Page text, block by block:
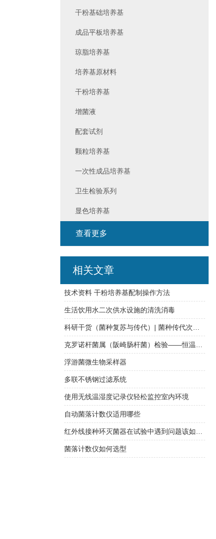
干粉基础培养基
成品平板培养基
琼脂培养基
培养基原材料
干粉培养基
增菌液
配套试剂
颗粒培养基
一次性成品培养基
卫生检验系列
显色培养基
查看更多
相关文章
技术资料 干粉培养基配制操作方法
生活饮用水二次供水设施的清洗消毒
浮游菌微生物采样器
多联不锈钢过滤系统
使用无线温湿度记录仪轻松监控室内环境
自动菌落计数仪适用哪些
菌落计数仪如何选型